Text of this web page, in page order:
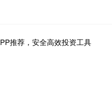
推荐，安全高效投资工具